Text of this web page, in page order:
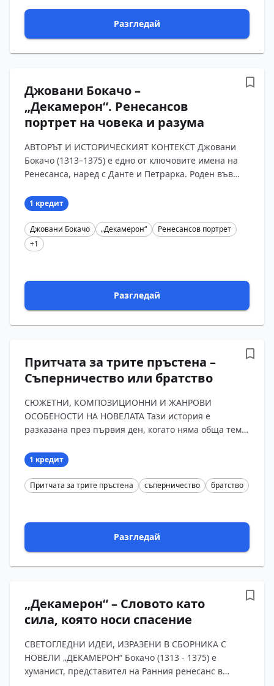
Разгледай
Джовани Бокачо –
„Декамерон“. Ренесансов
портрет на човека и разума
АВТОРЪТ И ИСТОРИЧЕСКИЯТ КОНТЕКСТ Джовани
Бокачо (1313–1375) е едно от ключовите имена на
Ренесанса, наред с Данте и Петрарка. Роден във
възраст се проти...
1 кредит
Джовани Бокачо „Декамерон“
Ренесансов портрет
+1
Разгледай
Притчата за трите пръстена –
Съперничество или братство
СЮЖЕТНИ, КОМПОЗИЦИОННИ И ЖАНРОВИ
ОСОБЕНОСТИ НА НОВЕЛАТА Тази история е
разказана през първия ден, когато няма обща тема.
всеки да „размишлява сво?...
1 кредит
Притчата за трите пръстена съперничество братство
Разгледай
„Декамерон“ – Словото като
сила, която носи спасение
СВЕТОГЛЕДНИ ИДЕИ, ИЗРАЗЕНИ В СБОРНИКА С
НОВЕЛИ „ДЕКАМЕРОН“ Бокачо (1313 - 1375) е
хуманист, представител на Ранния ренесанс в